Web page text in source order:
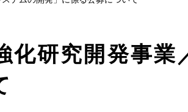
化研究開発事業